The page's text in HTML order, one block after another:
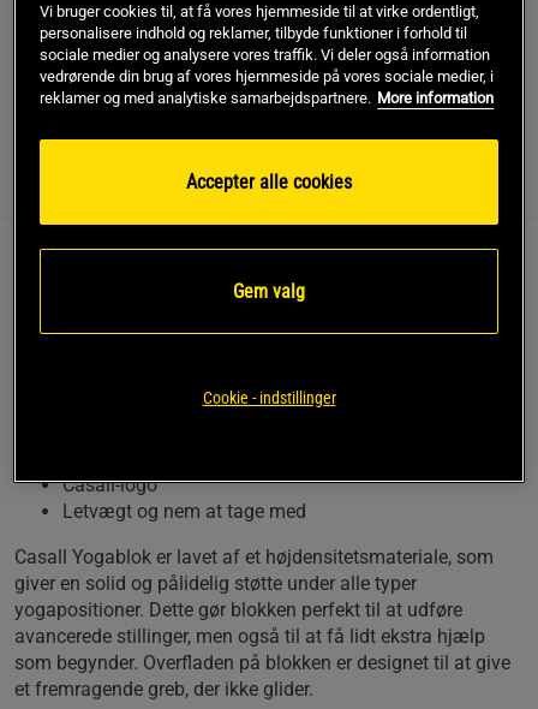
Forbedr din yogatræning med Casall Yogablok, det perfekte
tilbehør for både begyndere og erfarne yogier.
Læs mere
Anmeldelser
og stabilitet, du har brug for, for at forbedre dine
positioner og slappe af i dine øvelser.
Høj densitet for solid støtte
Casall-logo
Letvægt og nem at tage med
Casall Yogablok er lavet af et højdensitetsmateriale, som
giver en solid og pålidelig støtte under alle typer
yogapositioner. Dette gør blokken perfekt til at udføre
avancerede stillinger, men også til at få lidt ekstra hjælp
som begynder. Overfladen på blokken er designet til at give
et fremragende greb, der ikke glider.
Vi bruger cookies til, at få vores hjemmeside til at virke ordentligt,
personalisere indhold og reklamer, tilbyde funktioner i forhold til
sociale medier og analysere vores traffik. Vi deler også information
vedrørende din brug af vores hjemmeside på vores sociale medier, i
reklamer og med analytiske samarbejdspartnere. More information
Accepter alle cookies
Gem valg
Cookie - indstillinger